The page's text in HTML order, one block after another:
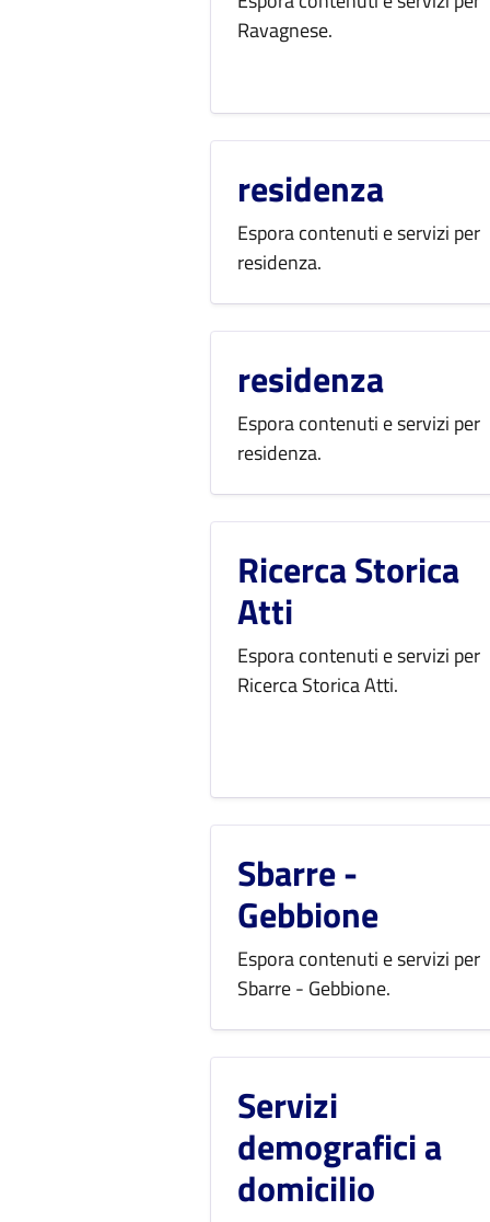
Ravagnese.
residenza
Espora contenuti e servizi per
residenza.
residenza
Espora contenuti e servizi per
residenza.
Ricerca Storica
Atti
Espora contenuti e servizi per
Ricerca Storica Atti.
Sbarre -
Gebbione
Espora contenuti e servizi per
Sbarre - Gebbione.
Servizi
demografici a
domicilio